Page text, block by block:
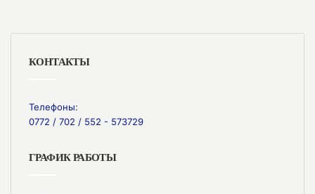
КОНТАКТЫ
Телефоны:
0772 / 702 / 552 - 573729
ГРАФИК РАБОТЫ